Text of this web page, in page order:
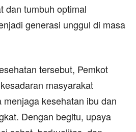
dan tumbuh optimal
generasi unggul di masa
tersebut, Pemkot
masyarakat
kesehatan ibu dan
Dengan begitu, upaya